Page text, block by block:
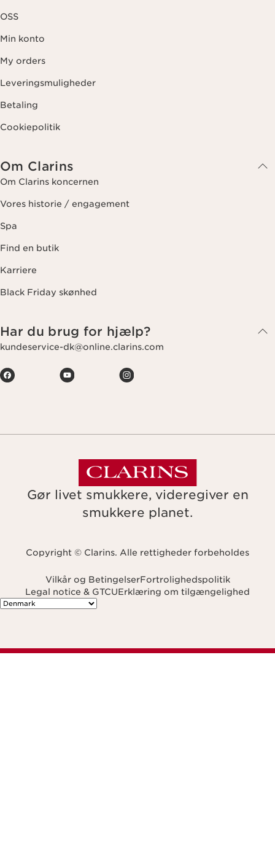
OSS
Min konto
My orders
Leveringsmuligheder
Betaling
Cookiepolitik
Om Clarins
Om Clarins koncernen
Vores historie / engagement
Spa
Find en butik
Karriere
Black Friday skønhed
Har du brug for hjælp?
kundeservice-dk@online.clarins.com
Gør livet smukkere, videregiver en
smukkere planet.
Copyright © Clarins. Alle rettigheder forbeholdes
Vilkår og BetingelserFortrolighedspolitik
Legal notice & GTCUErklæring om tilgængelighed
Navigates to